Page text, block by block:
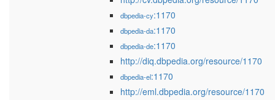
dbpedia-cy:1170
dbpedia-da:1170
dbpedia-de:1170
http://diq.dbpedia.org/resource/1170
dbpedia-el:1170
http://eml.dbpedia.org/resource/1170